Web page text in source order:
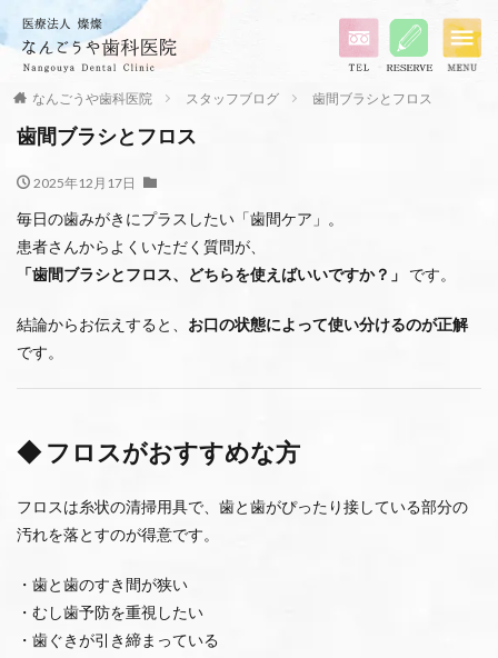
なんごうや歯科医院 スタッフブログ 歯間ブラシとフロス
歯間ブラシとフロス
2025年12月17日
毎日の歯みがきにプラスしたい「歯間ケア」。
患者さんからよくいただく質問が、
「歯間ブラシとフロス、どちらを使えばいいですか？」
です。
結論からお伝えすると、 お口の状態によって使い分けるのが正解
です。
◆ フロスがおすすめな方
フロスは糸状の清掃用具で、歯と歯がぴったり接している部分の
汚れを落とすのが得意です。
・歯と歯のすき間が狭い
・むし歯予防を重視したい
・歯ぐきが引き締まっている